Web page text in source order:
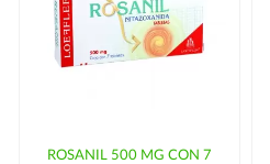
parte del cliente.
ROSANIL 500 MG CON 7